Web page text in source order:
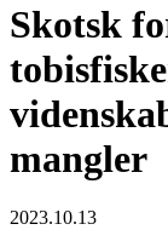
Skotsk
mangler
2023.10.13